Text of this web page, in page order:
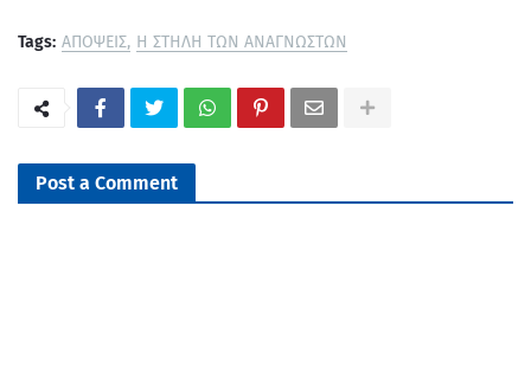
Tags: ΑΠΟΨΕΙΣ Η ΣΤΗΛΗ ΤΩΝ ΑΝΑΓΝΩΣΤΩΝ
Post a Comment